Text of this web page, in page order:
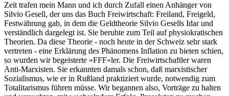
Zeit trafen mein Mann und ich durch Zufall einen Anhänger von
Silvio Gesell, der uns das Buch Freiwirtschaft: Freiland, Freigeld,
Festwährung gab, in dem die Geldtheorie Silvio Gesells Idar und
verständlich dargelegt ist. Sie beruhte zum Teil auf physiokratischen
Theorien. Da diese Theorie - noch heute in der Schweiz sehr stark
vertreten - eine Erklärung des Phänomens Inflation zu bieten schien,
so wurden wir begeisterte »FFF«ler. Die Freiwirtschaftler waren
Anti-Marxisten. Sie erkannten damals schon, daß marxistischer
Sozialismus, wie er in Rußland praktiziert wurde, notwendig zum
Totalitarismus führen müsse. Wir begannen also, Vorträge zu halten